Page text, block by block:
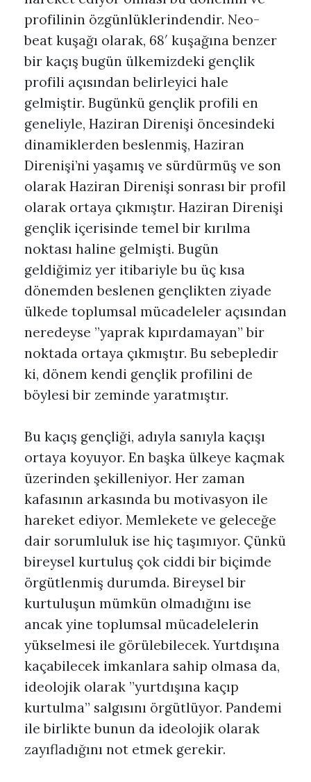
profilinin özgünlüklerindendir. Neo-
beat kuşağı olarak, 68′ kuşağına benzer
bir kaçış bugün ülkemizdeki gençlik
profili açısından belirleyici hale
gelmiştir. Bugünkü gençlik profili en
geneliyle, Haziran Direnişi öncesindeki
dinamiklerden beslenmiş, Haziran
Direnişi’ni yaşamış ve sürdürmüş ve son
olarak Haziran Direnişi sonrası bir profil
olarak ortaya çıkmıştır. Haziran Direnişi
gençlik içerisinde temel bir kırılma
noktası haline gelmişti. Bugün
geldiğimiz yer itibariyle bu üç kısa
dönemden beslenen gençlikten ziyade
ülkede toplumsal mücadeleler açısından
neredeyse ”yaprak kıpırdamayan” bir
noktada ortaya çıkmıştır. Bu sebepledir
ki, dönem kendi gençlik profilini de
böylesi bir zeminde yaratmıştır.
Bu kaçış gençliği, adıyla sanıyla kaçışı
ortaya koyuyor. En başka ülkeye kaçmak
üzerinden şekilleniyor. Her zaman
kafasının arkasında bu motivasyon ile
hareket ediyor. Memlekete ve geleceğe
dair sorumluluk ise hiç taşımıyor. Çünkü
bireysel kurtuluş çok ciddi bir biçimde
örgütlenmiş durumda. Bireysel bir
kurtuluşun mümkün olmadığını ise
ancak yine toplumsal mücadelelerin
yükselmesi ile görülebilecek. Yurtdışına
kaçabilecek imkanlara sahip olmasa da,
ideolojik olarak ”yurtdışına kaçıp
kurtulma” salgısını örgütlüyor. Pandemi
ile birlikte bunun da ideolojik olarak
zayıfladığını not etmek gerekir.